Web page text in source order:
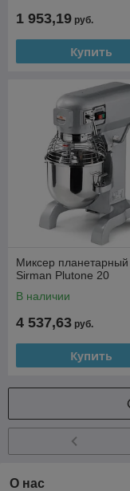
1 953,19 руб.
Купить
Миксер планетарный
Sirman Plutone 20
В наличии
4 537,63 руб.
Купить
О нас